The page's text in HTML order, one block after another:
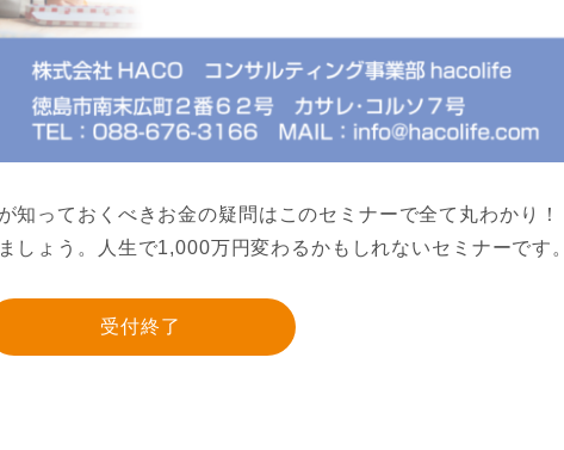
知っておくべきお金の疑問はこのセミナーで全て丸わかり！
しょう。人生で1,000万円変わるかもしれないセミナーです。
受付終了